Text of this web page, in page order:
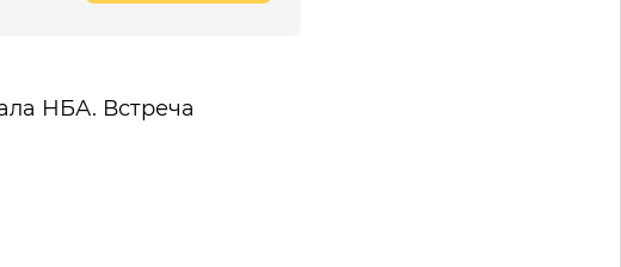
НБА. Встреча